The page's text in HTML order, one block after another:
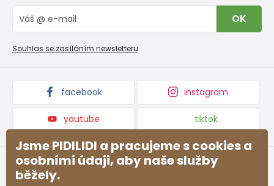
Vrácení zboží a reklamace
Reklamační řád
Nevyzvednutá objednávka na dobírku
Blog
Velkoobchod PiDiLiDi
Affiliate program
Kolekce zboží
OK
Souhlas se zasíláním newsletteru
facebook instagram
youtube tiktok
Jsme PIDILIDI a pracujeme s cookies a
osobními údaji, aby naše služby
běžely.